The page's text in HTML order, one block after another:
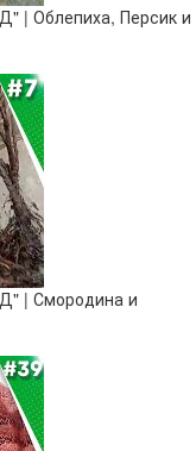
Облепиха, Персик и
| Смородина и